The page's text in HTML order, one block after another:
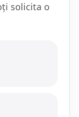
solicita o